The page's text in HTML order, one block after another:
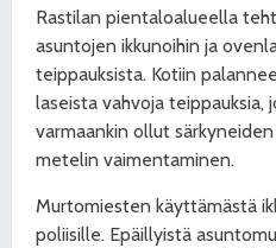
Rastilan pientaloalueella
asuntojen ikkunoihin ja
teippauksista. Kotiin
laseista vahvoja teippauksia,
varmaankin ollut
metelin vaimentaminen.
Murtomiesten käyttämästä
poliisille. Epäillyistä